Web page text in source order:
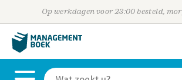
Op werkdagen voor 23:00 besteld,